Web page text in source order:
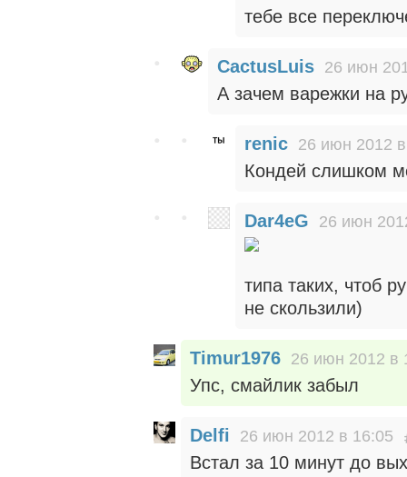
тебе все
CactusLuis 26 июн
А зачем варежки на
renic 26 июн 2012
Кондей слишком
Dar4eG 26 июн
типа таких, чтоб
не скользили)
Timur1976 26 июн 2012 в
Упс, смайлик забыл
Delfi 26 июн 2012 в 16:05
Встал за 10 минут до